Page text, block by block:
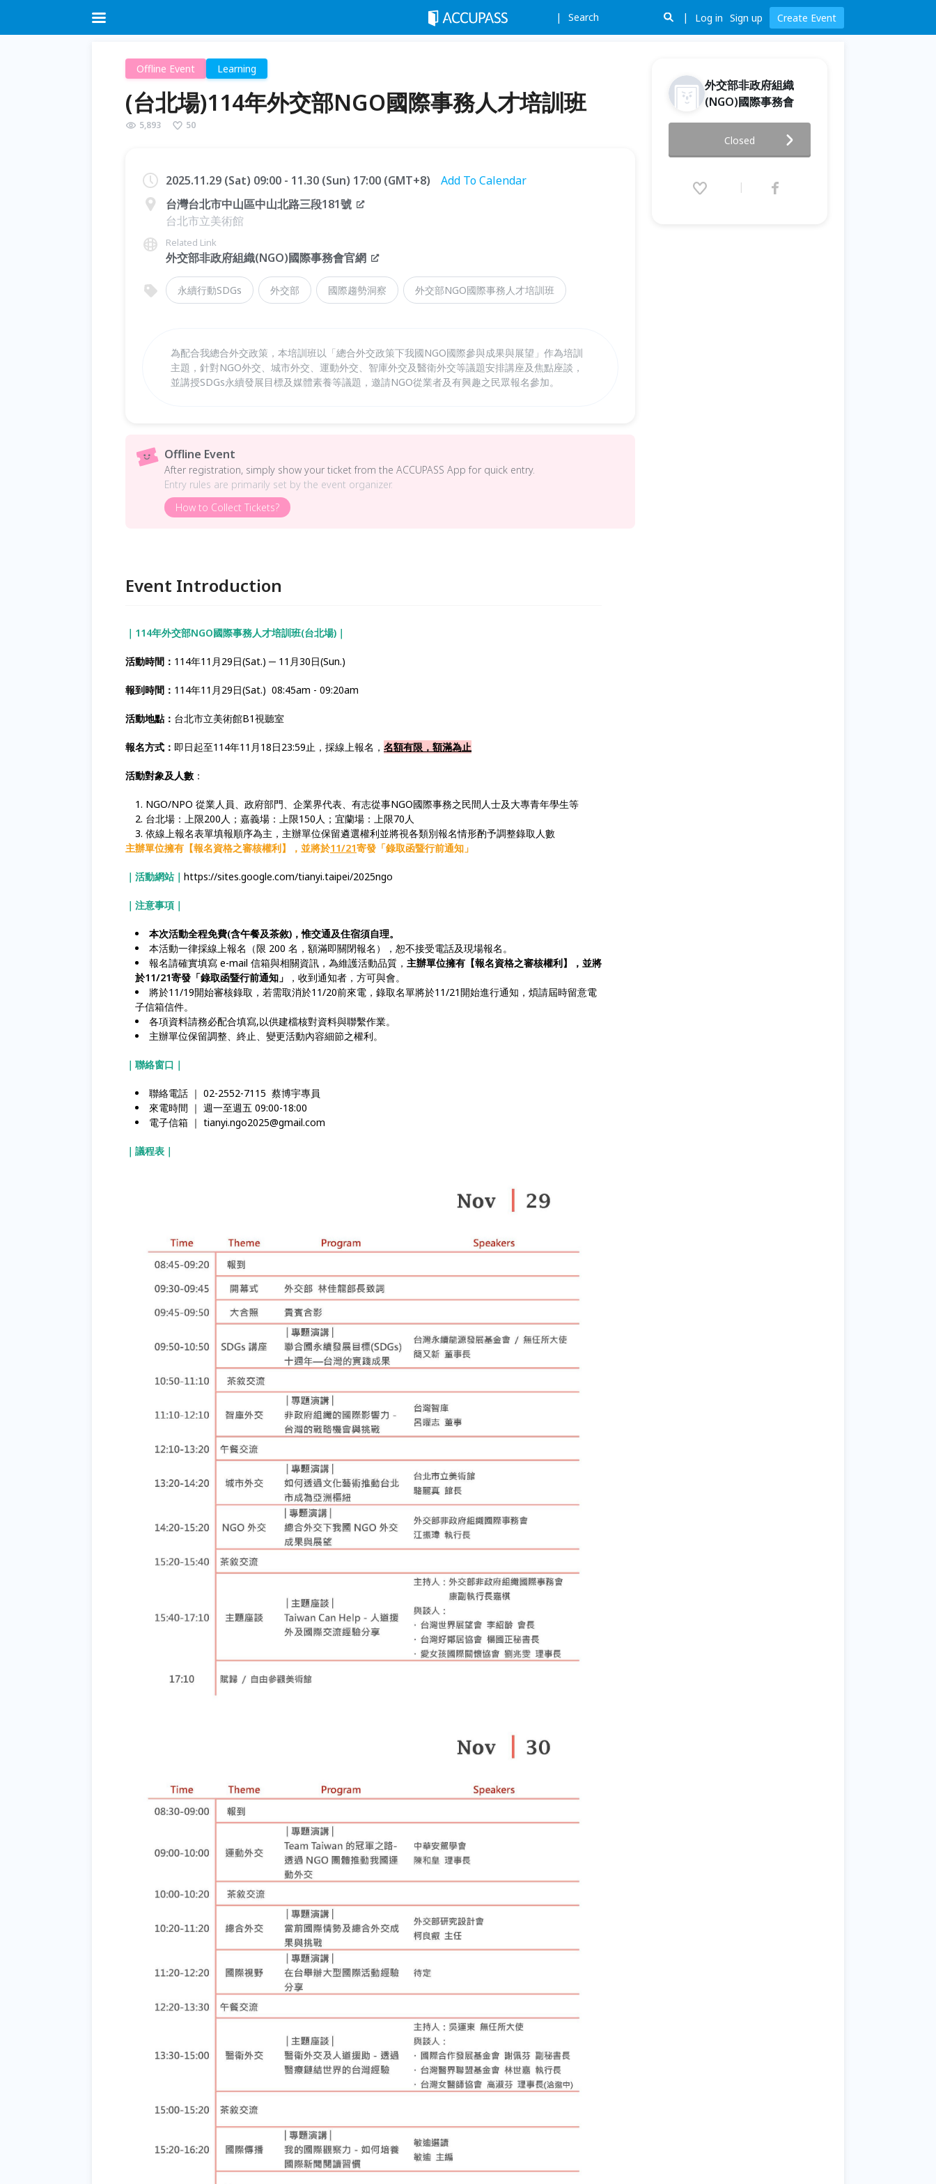
Search Log in Sign up Create Event
Offline Event Learning
(台北場)114年外交部NGO國際事務人才培訓班
5,893 50
2025.11.29 (Sat) 09:00 - 11.30 (Sun) 17:00 (GMT+8)
Add To Calendar
台灣台北市中山區中山北路三段181號
台北市立美術館
Related Link
外交部非政府組織(NGO)國際事務會官網
永續行動SDGs 外交部 國際趨勢洞察 外交部NGO國際事務人才培訓班
為配合我總合外交政策，本培訓班以「總合外交政策下我國NGO國際參與成果與展望」作為培訓
主題，針對NGO外交、城市外交、運動外交、智庫外交及醫衛外交等議題安排講座及焦點座談，
並講授SDGs永續發展目標及媒體素養等議題，邀請NGO從業者及有興趣之民眾報名參加。
Offline Event
After registration, simply show your ticket from the ACCUPASS App for quick entry.
Entry rules are primarily set by the event organizer.
How to Collect Tickets?
Event Introduction
｜114年外交部NGO國際事務人才培訓班(台北場)｜
活動時間： 114年11月29日(Sat.) ─ 11月30日(Sun.)
報到時間： 114年11月29日(Sat.) 08:45am - 09:20am
活動地點： 台北市立美術館B1視聽室
報名方式： 即日起至114年11月18日23:59止，採線上報名， 名額有限，額滿為止
活動對象及人數 ：
NGO/NPO 從業人員、政府部門、企業界代表、有志從事NGO國際事務之民間人士及大專青年學生等
台北場：上限200人；嘉義場：上限150人；宜蘭場：上限70人
依線上報名表單填報順序為主，主辦單位保留遴選權利並將視各類別報名情形酌予調整錄取人數
主辦單位擁有【報名資格之審核權利】，並將於11/21寄發「錄取函暨行前通知」
｜活動網站｜ https://sites.google.com/tianyi.taipei/2025ngo
｜注意事項｜
本次活動全程免費(含午餐及茶敘)，惟交通及住宿須自理。
本活動一律採線上報名（限 200 名，額滿即關閉報名），恕不接受電話及現場報名。
報名請確實填寫 e-mail 信箱與相關資訊，為維護活動品質， 主辦單位擁有【報名資格之審核權利】，並將
於11/21寄發「錄取函暨行前通知」
，收到通知者，方可與會。
將於11/19開始審核錄取，若需取消於11/20前來電，錄取名單將於11/21開始進行通知，煩請屆時留意電
子信箱信件。
各項資料請務必配合填寫,以供建檔核對資料與聯繫作業。
主辦單位保留調整、終止、變更活動內容細節之權利。
｜聯絡窗口｜
聯絡電話 ｜ 02-2552-7115 蔡博宇專員
來電時間 ｜ 週一至週五 09:00-18:00
電子信箱 ｜ tianyi.ngo2025@gmail.com
｜議程表｜
外交部非政府組織
(NGO)國際事務會
事務人才培訓班
2025.11.29 (Sat) 09:00 - 11.30
Closed